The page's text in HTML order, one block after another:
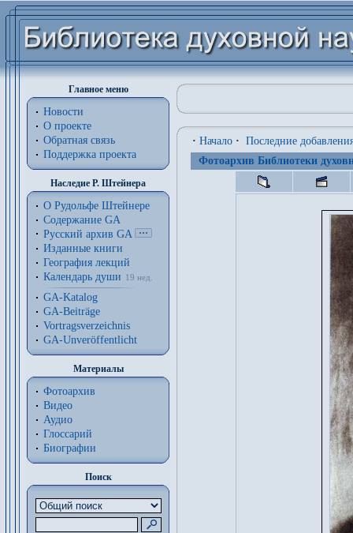
Главное меню
Новости
О проекте
Обратная связь
Поддержка проекта
Наследие Р. Штейнера
О Рудольфе Штейнере
Содержание GA
Русский архив GA
Изданные книги
География лекций
Календарь души
19 нед.
GA-Katalog
GA-Beiträge
Vortragsverzeichnis
GA-Unveröffentlicht
Материалы
Фотоархив
Видео
Аудио
Глоссарий
Биографии
Поиск
· Начало · Последние
Фотоархив Библиотеки